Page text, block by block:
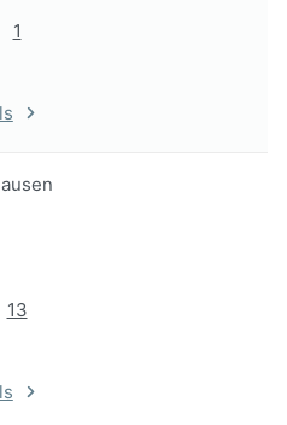
1
13